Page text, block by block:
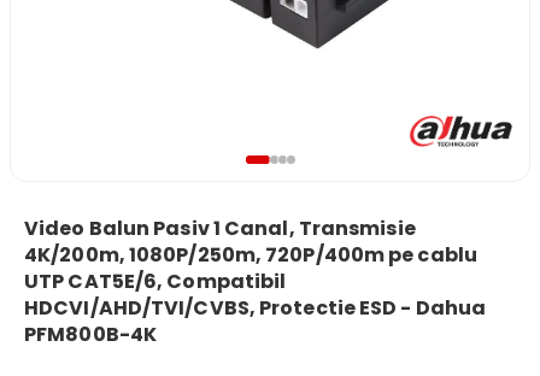
Video Balun Pasiv 1 Canal, Transmisie
4K/200m, 1080P/250m, 720P/400m pe cablu
UTP CAT5E/6, Compatibil
HDCVI/AHD/TVI/CVBS, Protectie ESD - Dahua
PFM800B-4K